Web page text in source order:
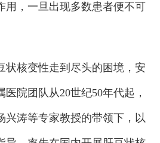
用，一旦出现多数患者便不可
核变性走到尽头的困境，安
院团队从20世纪50年代起，
兴涛等专家教授的带领下，以